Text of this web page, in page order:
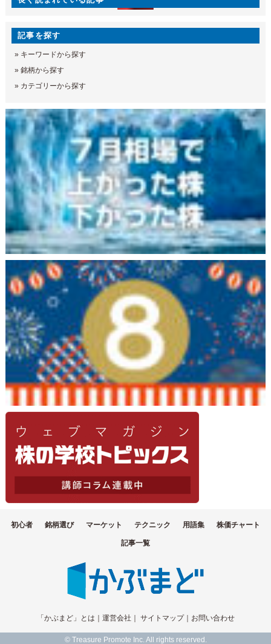
記事を探す
» キーワードから探す
» 銘柄から探す
» カテゴリーから探す
初心者 銘柄選び マーケット テクニック 用語集 株価チャート
記事一覧
「かぶまど」とは ｜ 運営会社 ｜ サイトマップ｜ お問い合わせ
© Treasure Promote Inc. All rights reserved.